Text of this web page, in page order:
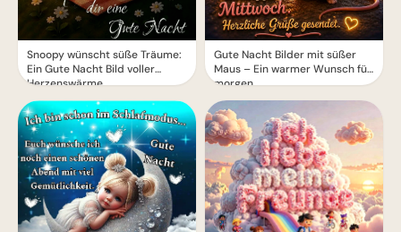
Snoopy wünscht süße Träume:
Ein Gute Nacht Bild voller
Herzenswärme
Gute Nacht Bilder mit süßer
Maus – Ein warmer Wunsch für
morgen